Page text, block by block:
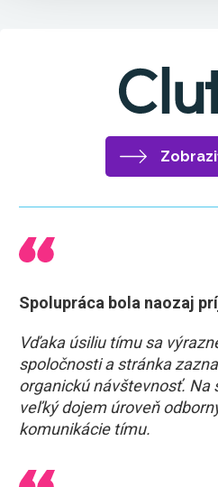
Spolupráca bola naozaj
Vďaka úsiliu tímu sa
spoločnosti a stránka
organickú návštevnosť. Na
veľký dojem úroveň
komunikácie tímu.